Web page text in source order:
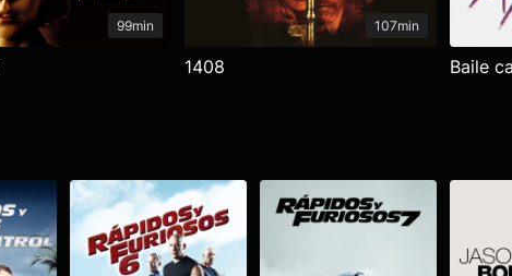
99min 107min
1408 Baile